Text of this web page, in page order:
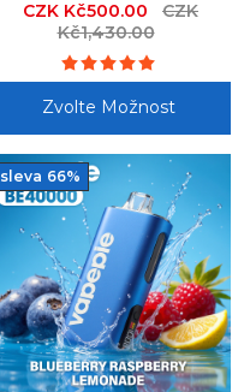
Sale
price
CZK Kč500.00
Regular
CZK
Kč1,430.00
Zvolte Možnost
sleva 66%